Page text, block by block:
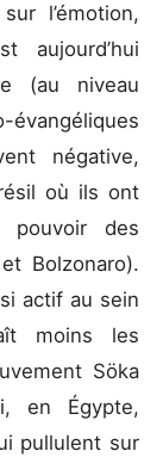
l’émotion,
aujourd’hui
(au niveau
évangéliques
négative,
où ils ont
pouvoir des
Bolzonaro).
actif au sein
moins les
Söka
en Égypte,
pullulent sur